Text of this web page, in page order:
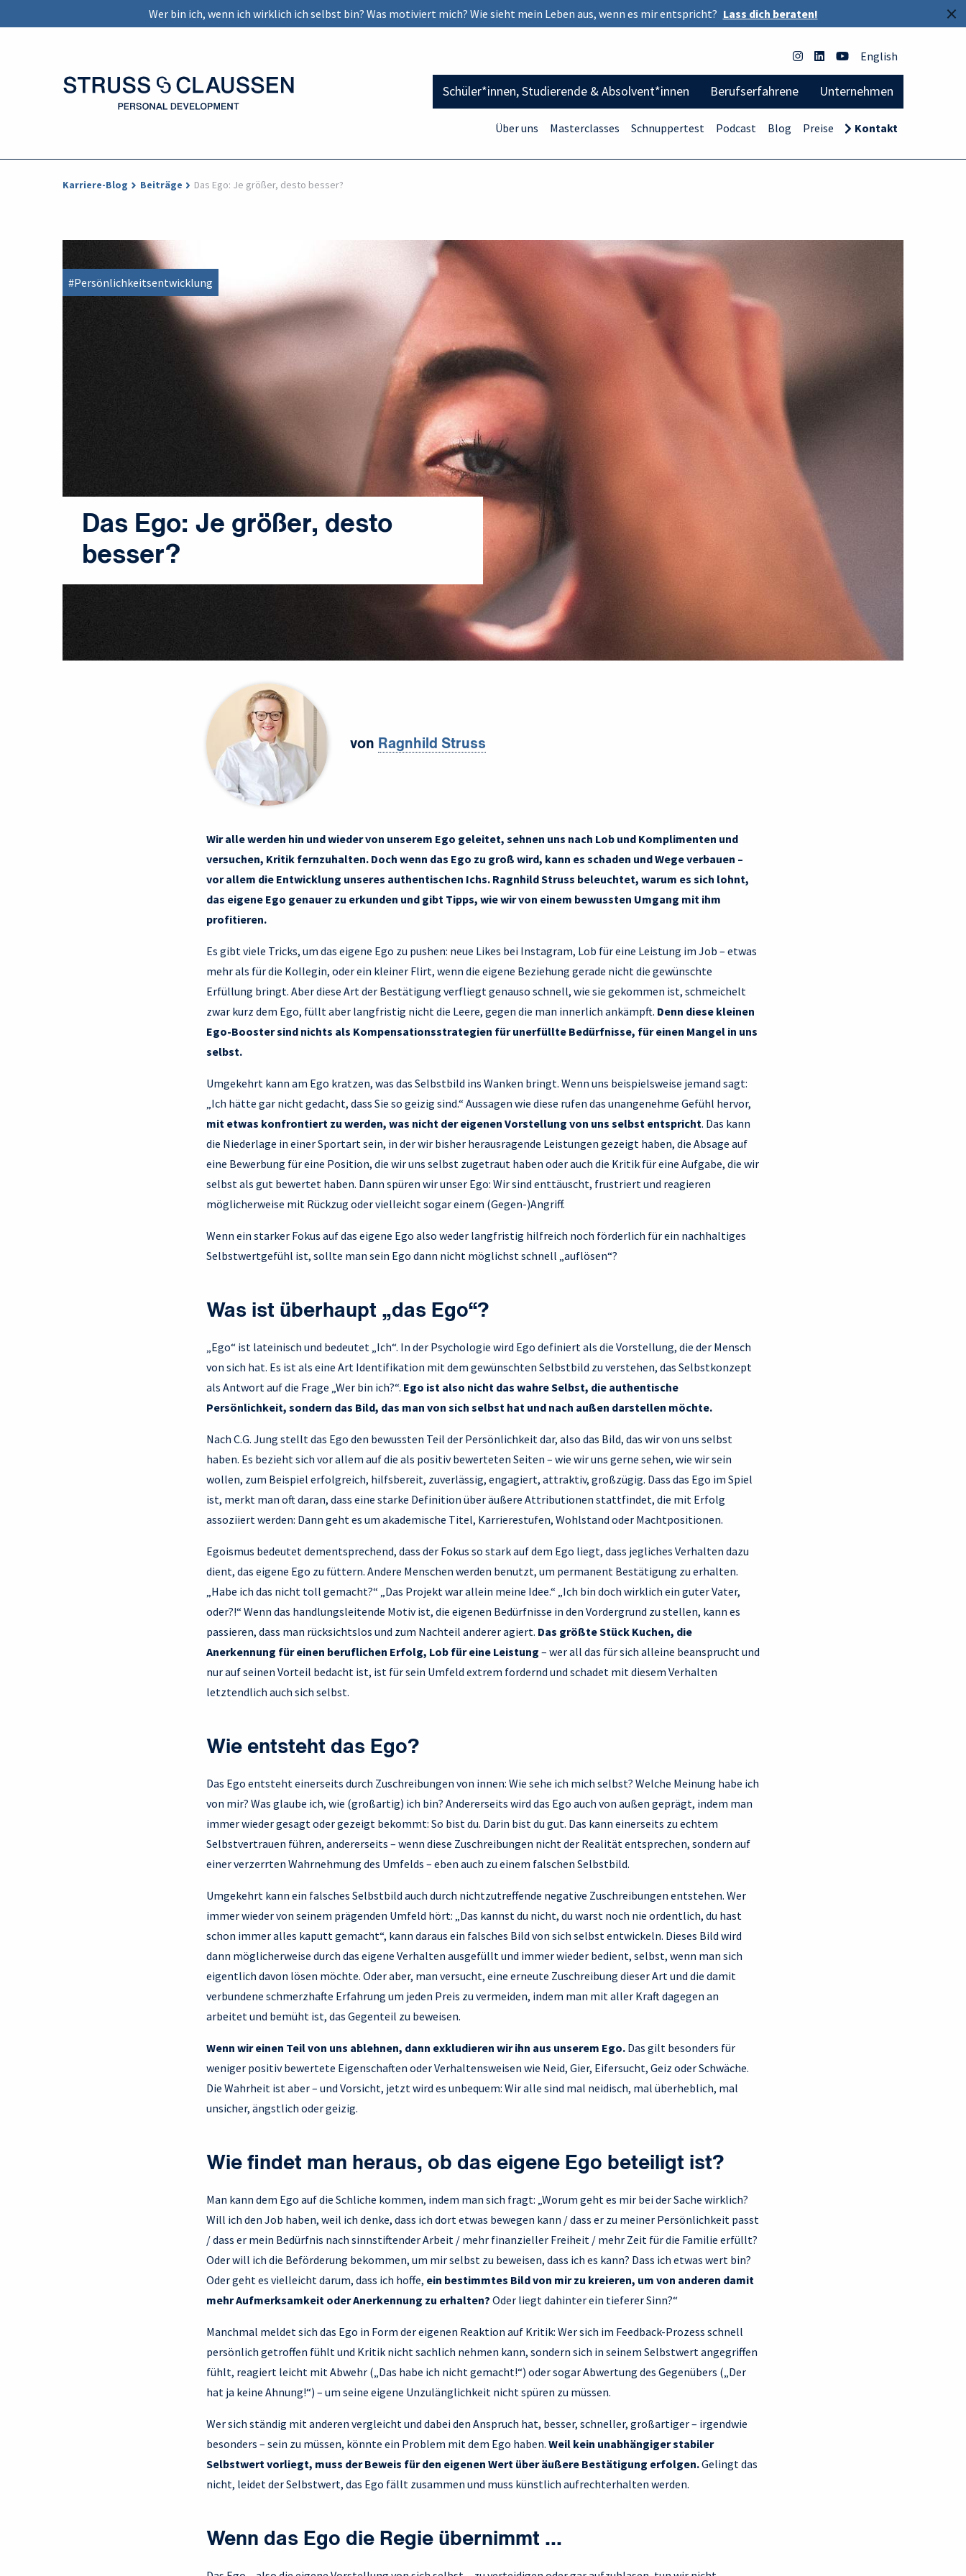
×
Wer bin ich, wenn ich wirklich ich selbst bin? Was motiviert mich? Wie sieht mein Leben aus, wenn es mir entspricht? Lass dich beraten!
English
Schüler*innen, Studierende & Absolvent*innen Berufserfahrene Unternehmen
Über uns Masterclasses Schnuppertest Podcast Blog Preise Kontakt
Karriere-Blog Beiträge Das Ego: Je größer, desto besser?
#Persönlichkeitsentwicklung
Das Ego: Je größer, desto
besser?
von Ragnhild Struss
Wir alle werden hin und wieder von unserem Ego geleitet, sehnen uns nach Lob und Komplimenten und
versuchen, Kritik fernzuhalten. Doch wenn das Ego zu groß wird, kann es schaden und Wege verbauen –
vor allem die Entwicklung unseres authentischen Ichs. Ragnhild Struss beleuchtet, warum es sich lohnt,
das eigene Ego genauer zu erkunden und gibt Tipps, wie wir von einem bewussten Umgang mit ihm
profitieren.
Es gibt viele Tricks, um das eigene Ego zu pushen: neue Likes bei Instagram, Lob für eine Leistung im Job – etwas
mehr als für die Kollegin, oder ein kleiner Flirt, wenn die eigene Beziehung gerade nicht die gewünschte
Erfüllung bringt. Aber diese Art der Bestätigung verfliegt genauso schnell, wie sie gekommen ist, schmeichelt
zwar kurz dem Ego, füllt aber langfristig nicht die Leere, gegen die man innerlich ankämpft. Denn diese kleinen
Ego-Booster sind nichts als Kompensationsstrategien für unerfüllte Bedürfnisse, für einen Mangel in uns
selbst.
Umgekehrt kann am Ego kratzen, was das Selbstbild ins Wanken bringt. Wenn uns beispielsweise jemand sagt:
„Ich hätte gar nicht gedacht, dass Sie so geizig sind.“ Aussagen wie diese rufen das unangenehme Gefühl hervor,
mit etwas konfrontiert zu werden, was nicht der eigenen Vorstellung von uns selbst entspricht. Das kann
die Niederlage in einer Sportart sein, in der wir bisher herausragende Leistungen gezeigt haben, die Absage auf
eine Bewerbung für eine Position, die wir uns selbst zugetraut haben oder auch die Kritik für eine Aufgabe, die wir
selbst als gut bewertet haben. Dann spüren wir unser Ego: Wir sind enttäuscht, frustriert und reagieren
möglicherweise mit Rückzug oder vielleicht sogar einem (Gegen-)Angriff.
Wenn ein starker Fokus auf das eigene Ego also weder langfristig hilfreich noch förderlich für ein nachhaltiges
Selbstwertgefühl ist, sollte man sein Ego dann nicht möglichst schnell „auflösen“?
Was ist überhaupt „das Ego“?
„Ego“ ist lateinisch und bedeutet „Ich“. In der Psychologie wird Ego definiert als die Vorstellung, die der Mensch
von sich hat. Es ist als eine Art Identifikation mit dem gewünschten Selbstbild zu verstehen, das Selbstkonzept
als Antwort auf die Frage „Wer bin ich?“. Ego ist also nicht das wahre Selbst, die authentische
Persönlichkeit, sondern das Bild, das man von sich selbst hat und nach außen darstellen möchte.
Nach C.G. Jung stellt das Ego den bewussten Teil der Persönlichkeit dar, also das Bild, das wir von uns selbst
haben. Es bezieht sich vor allem auf die als positiv bewerteten Seiten – wie wir uns gerne sehen, wie wir sein
wollen, zum Beispiel erfolgreich, hilfsbereit, zuverlässig, engagiert, attraktiv, großzügig. Dass das Ego im Spiel
ist, merkt man oft daran, dass eine starke Definition über äußere Attributionen stattfindet, die mit Erfolg
assoziiert werden: Dann geht es um akademische Titel, Karrierestufen, Wohlstand oder Machtpositionen.
Egoismus bedeutet dementsprechend, dass der Fokus so stark auf dem Ego liegt, dass jegliches Verhalten dazu
dient, das eigene Ego zu füttern. Andere Menschen werden benutzt, um permanent Bestätigung zu erhalten.
„Habe ich das nicht toll gemacht?“ „Das Projekt war allein meine Idee.“ „Ich bin doch wirklich ein guter Vater,
oder?!“ Wenn das handlungsleitende Motiv ist, die eigenen Bedürfnisse in den Vordergrund zu stellen, kann es
passieren, dass man rücksichtslos und zum Nachteil anderer agiert. Das größte Stück Kuchen, die
Anerkennung für einen beruflichen Erfolg, Lob für eine Leistung – wer all das für sich alleine beansprucht und
nur auf seinen Vorteil bedacht ist, ist für sein Umfeld extrem fordernd und schadet mit diesem Verhalten
letztendlich auch sich selbst.
Wie entsteht das Ego?
Das Ego entsteht einerseits durch Zuschreibungen von innen: Wie sehe ich mich selbst? Welche Meinung habe ich
von mir? Was glaube ich, wie (großartig) ich bin? Andererseits wird das Ego auch von außen geprägt, indem man
immer wieder gesagt oder gezeigt bekommt: So bist du. Darin bist du gut. Das kann einerseits zu echtem
Selbstvertrauen führen, andererseits – wenn diese Zuschreibungen nicht der Realität entsprechen, sondern auf
einer verzerrten Wahrnehmung des Umfelds – eben auch zu einem falschen Selbstbild.
Umgekehrt kann ein falsches Selbstbild auch durch nichtzutreffende negative Zuschreibungen entstehen. Wer
immer wieder von seinem prägenden Umfeld hört: „Das kannst du nicht, du warst noch nie ordentlich, du hast
schon immer alles kaputt gemacht“, kann daraus ein falsches Bild von sich selbst entwickeln. Dieses Bild wird
dann möglicherweise durch das eigene Verhalten ausgefüllt und immer wieder bedient, selbst, wenn man sich
eigentlich davon lösen möchte. Oder aber, man versucht, eine erneute Zuschreibung dieser Art und die damit
verbundene schmerzhafte Erfahrung um jeden Preis zu vermeiden, indem man mit aller Kraft dagegen an
arbeitet und bemüht ist, das Gegenteil zu beweisen.
Wenn wir einen Teil von uns ablehnen, dann exkludieren wir ihn aus unserem Ego. Das gilt besonders für
weniger positiv bewertete Eigenschaften oder Verhaltensweisen wie Neid, Gier, Eifersucht, Geiz oder Schwäche.
Die Wahrheit ist aber – und Vorsicht, jetzt wird es unbequem: Wir alle sind mal neidisch, mal überheblich, mal
unsicher, ängstlich oder geizig.
Wie findet man heraus, ob das eigene Ego beteiligt ist?
Man kann dem Ego auf die Schliche kommen, indem man sich fragt: „Worum geht es mir bei der Sache wirklich?
Will ich den Job haben, weil ich denke, dass ich dort etwas bewegen kann / dass er zu meiner Persönlichkeit passt
/ dass er mein Bedürfnis nach sinnstiftender Arbeit / mehr finanzieller Freiheit / mehr Zeit für die Familie erfüllt?
Oder will ich die Beförderung bekommen, um mir selbst zu beweisen, dass ich es kann? Dass ich etwas wert bin?
Oder geht es vielleicht darum, dass ich hoffe, ein bestimmtes Bild von mir zu kreieren, um von anderen damit
mehr Aufmerksamkeit oder Anerkennung zu erhalten? Oder liegt dahinter ein tieferer Sinn?“
Manchmal meldet sich das Ego in Form der eigenen Reaktion auf Kritik: Wer sich im Feedback-Prozess schnell
persönlich getroffen fühlt und Kritik nicht sachlich nehmen kann, sondern sich in seinem Selbstwert angegriffen
fühlt, reagiert leicht mit Abwehr („Das habe ich nicht gemacht!“) oder sogar Abwertung des Gegenübers („Der
hat ja keine Ahnung!“) – um seine eigene Unzulänglichkeit nicht spüren zu müssen.
Wer sich ständig mit anderen vergleicht und dabeiden Anspruch hat, besser, schneller, großartiger – irgendwie
besonders – sein zu müssen, könnte ein Problem mit dem Ego haben. Weil kein unabhängiger stabiler
Selbstwert vorliegt, muss der Beweis für den eigenen Wert über äußere Bestätigung erfolgen.Gelingt das
nicht, leidet der Selbstwert, das Ego fällt zusammen und muss künstlich aufrechterhalten werden.
Wenn das Ego die Regie übernimmt …